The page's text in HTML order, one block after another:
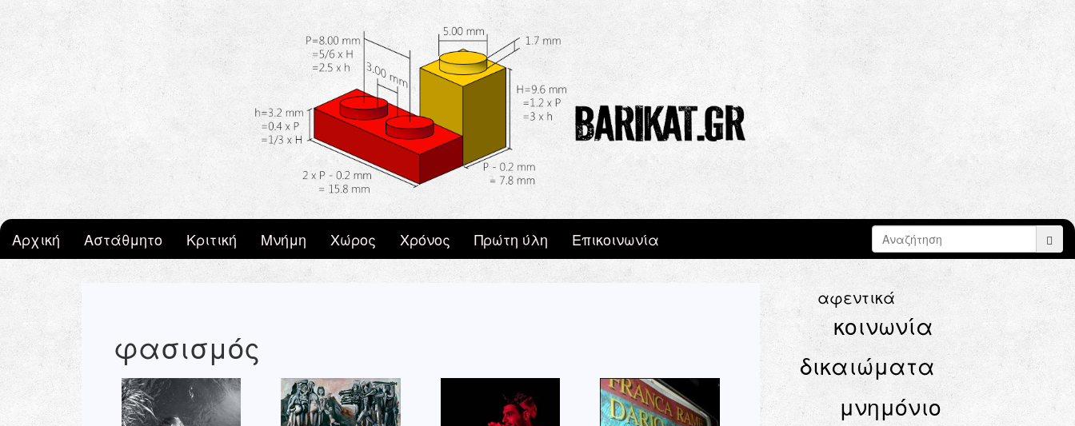
Skip to main content
Αρχική Αστάθμητο Κριτική Μνήμη Χώρος Χρόνος Πρώτη ύλη Επικοινωνία Search form
Search
φασισμός
μνημόνιο
δικαιώματα
κοινωνία
αφεντικά